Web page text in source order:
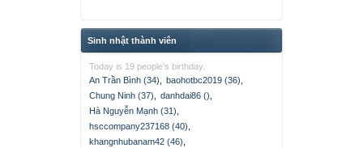
Sinh nhật thành viên
Today is 19 people's birthday.
An Trần Bình (34)
baohotbc2019 (36)
Chung Ninh (37)
danhdai86 ()
Hà Nguyễn Mạnh (31)
hsccompany237168 (40)
khangnhubanam42 (46)